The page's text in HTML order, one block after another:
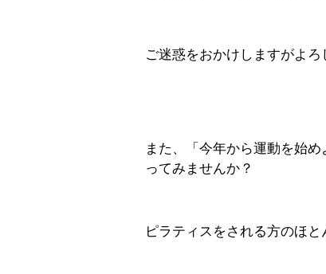
ご迷惑をおかけしますがよ
また、「今年から運動を始
ってみませんか？
ピラティスをされる方のほ